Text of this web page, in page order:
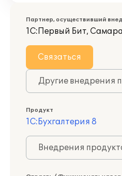
Партнер, осуществивший
1С:Первый Бит, Самара
Связаться
Другие внедрения
Продукт
1С:Бухгалтерия 8
Внедрения